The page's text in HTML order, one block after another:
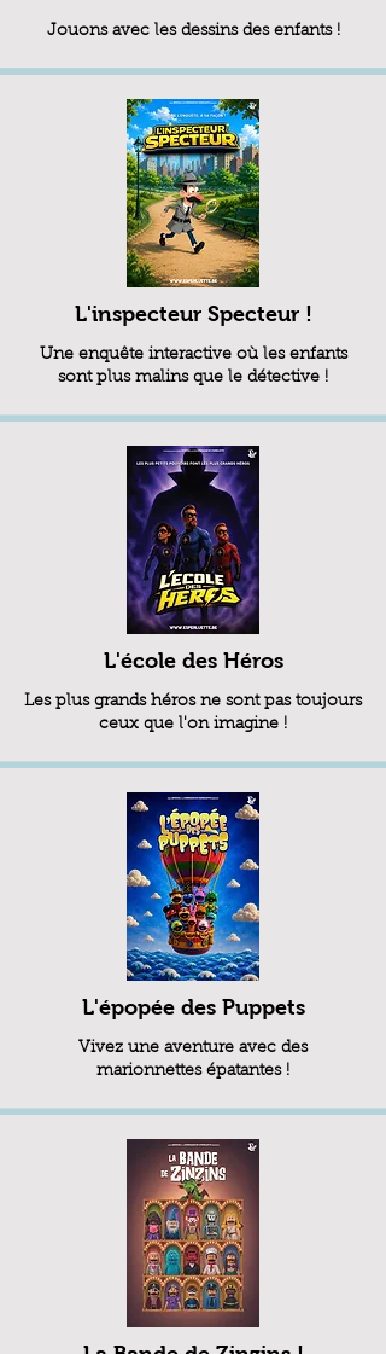
Jouons avec les dessins des enfants !
L'inspecteur Specteur !
Une enquête interactive où les enfants
sont plus malins que le détective !
L'école des Héros
Les plus grands héros ne sont pas toujours
ceux que l'on imagine !
L'épopée des Puppets
Vivez une aventure avec des
marionnettes épatantes !